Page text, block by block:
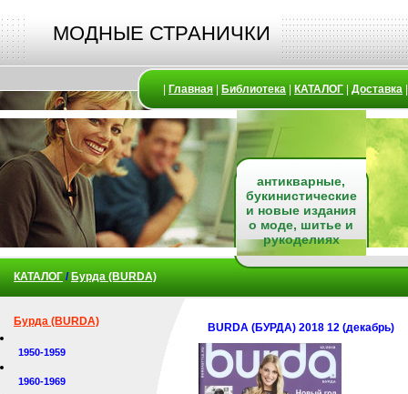
МОДНЫЕ СТРАНИЧКИ
Главная Библиотека КАТАЛОГ Доставка
антикварные,
букинистические
и новые издания
о моде, шитье и
рукоделиях
КАТАЛОГ / Бурда (BURDA)
Бурда (BURDA)
1950-1959
1960-1969
BURDA (БУРДА) 2018 12 (декабрь)